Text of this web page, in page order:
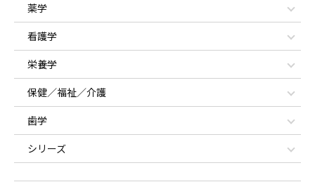
薬学
看護学
栄養学
保健／福祉／介護
歯学
シリーズ